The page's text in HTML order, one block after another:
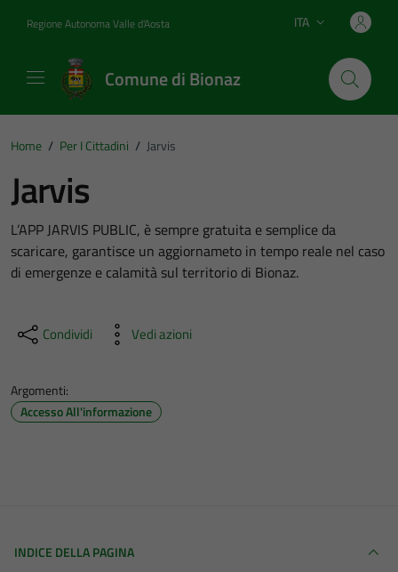
Regione Autonoma Valle d'Aosta Lingua attiva:
ITA
Comune di Bionaz
Home / Per I Cittadini / Jarvis
Jarvis
L’APP JARVIS PUBLIC, è sempre gratuita e semplice da
scaricare, garantisce un aggiornameto in tempo reale nel caso
di emergenze e calamità sul territorio di Bionaz.
Condividi Vedi azioni
Argomenti:
Accesso All'informazione
INDICE DELLA PAGINA